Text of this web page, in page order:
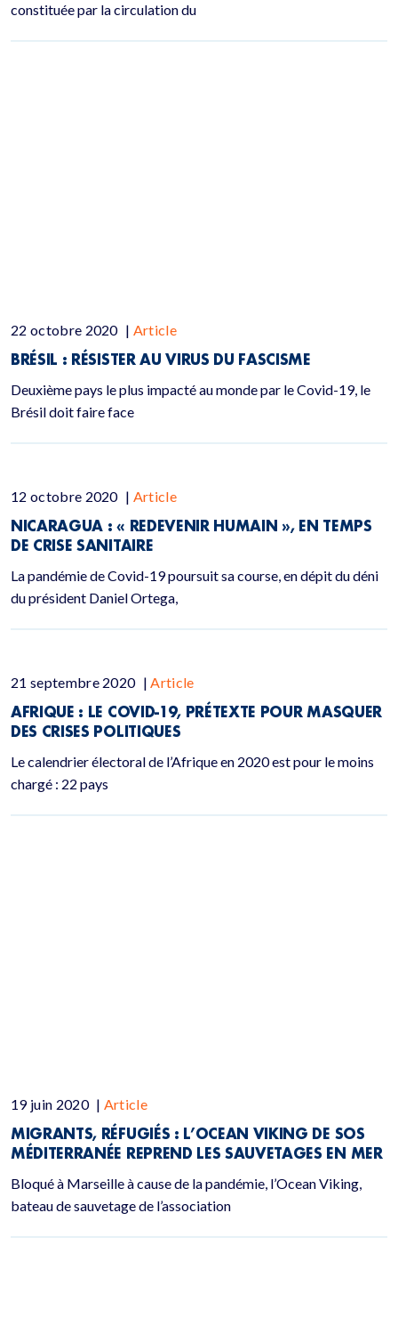
constituée par la circulation du
22 octobre 2020 | Article
BRÉSIL : RÉSISTER AU VIRUS DU FASCISME
Deuxième pays le plus impacté au monde par le Covid-19, le
Brésil doit faire face
12 octobre 2020 | Article
NICARAGUA : « REDEVENIR HUMAIN », EN TEMPS
DE CRISE SANITAIRE
La pandémie de Covid-19 poursuit sa course, en dépit du déni
du président Daniel Ortega,
21 septembre 2020 | Article
AFRIQUE : LE COVID-19, PRÉTEXTE POUR MASQUER
DES CRISES POLITIQUES
Le calendrier électoral de l’Afrique en 2020 est pour le moins
chargé : 22 pays
19 juin 2020 | Article
MIGRANTS, RÉFUGIÉS : L’OCEAN VIKING DE SOS
MÉDITERRANÉE REPREND LES SAUVETAGES EN MER
Bloqué à Marseille à cause de la pandémie, l’Ocean Viking,
bateau de sauvetage de l’association